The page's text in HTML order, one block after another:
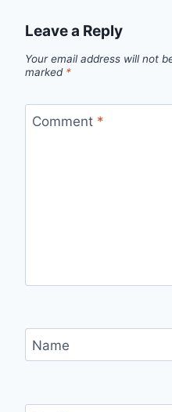
Leave a Reply
Your email address will not
marked *
Comment *
Name